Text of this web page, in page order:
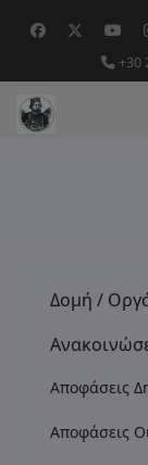
+30
Δομή /
Αποφάσεις
Αποφάσεις